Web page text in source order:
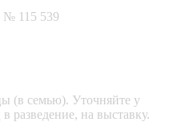
№ 115 539
(в семью). Уточняйте у
разведение, на выставку.